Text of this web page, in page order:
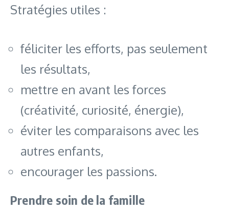
Stratégies utiles :
féliciter les efforts, pas seulement
les résultats,
mettre en avant les forces
(créativité, curiosité, énergie),
éviter les comparaisons avec les
autres enfants,
encourager les passions.
Prendre soin de la famille